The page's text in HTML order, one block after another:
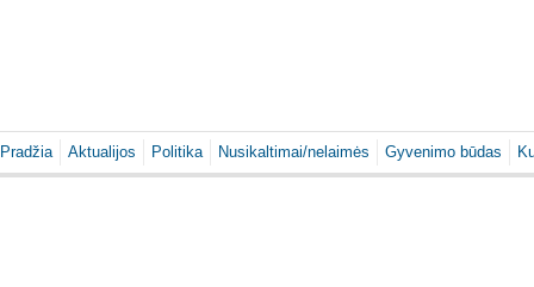
Pradžia Aktualijos Politika Nusikaltimai/nelaimės Gyvenimo būdas